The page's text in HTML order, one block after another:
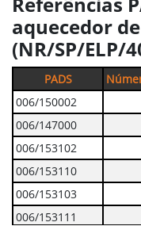
aquecedor
(NR/SP/ELP/
PADS
006/150002
006/147000
006/153102
006/153110
006/153103
006/153111